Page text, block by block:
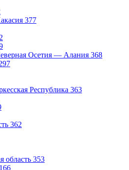
377
Осетия — Алания 368
Республика 363
362
область 353
166